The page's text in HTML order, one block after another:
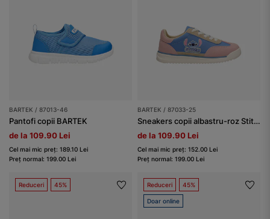
BARTEK / 87013-46
Pantofi copii BARTEK
de la 109.90 Lei
Cel mai mic preț: 189.10 Lei
Preț normal: 199.00 Lei
BARTEK / 87033-25
Sneakers copii albastru-roz Stitch BARTEK 87033-25
de la 109.90 Lei
Cel mai mic preț: 152.00 Lei
Preț normal: 199.00 Lei
Reduceri 45% Reduceri 45%
Doar online